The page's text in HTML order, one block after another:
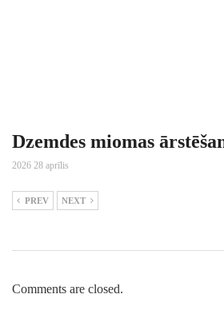
Dzemdes miomas
2026 28 aprīlis
PREV NEXT
Comments are closed.